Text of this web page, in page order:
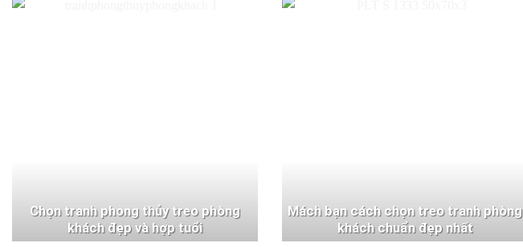
Chọn tranh phong thủy treo phòng
khách đẹp và hợp tuổi
Mách bạn cách chọn treo tranh phòng
khách chuẩn đẹp nhất